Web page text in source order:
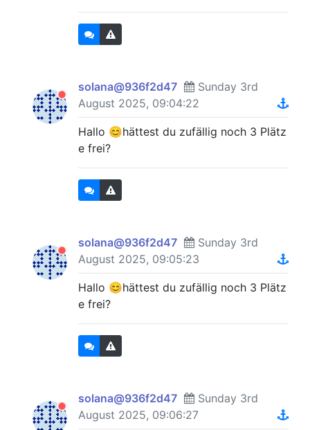
solana@936f2d47
Sunday 3rd
August 2025, 09:04:22
Hallo 😊hättest du zufällig noch 3 Plätz
e frei?
solana@936f2d47
Sunday 3rd
August 2025, 09:05:23
Hallo 😊hättest du zufällig noch 3 Plätz
e frei?
solana@936f2d47
Sunday 3rd
August 2025, 09:06:27